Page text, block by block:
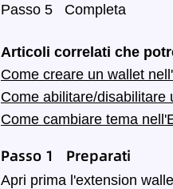
Passo 5 Completa
Articoli correlati che
Come creare un wallet
Come abilitare/disabilitare
Come cambiare tema
Passo 1 Preparati
Apri prima l'extension